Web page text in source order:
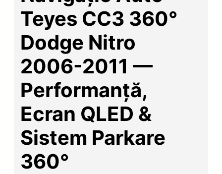
Teyes CC3 360°
Dodge Nitro
2006-2011 —
Performanță,
Ecran QLED &
Sistem Parkare
360°